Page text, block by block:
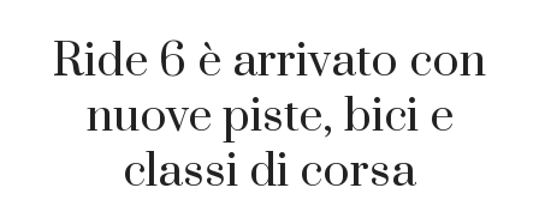
Ride 6 è arrivato con
nuove piste, bici e
classi di corsa